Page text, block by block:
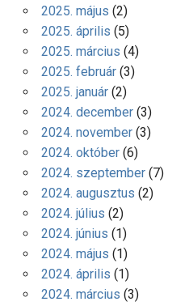
2025. május (2)
2025. április (5)
2025. március (4)
2025. február(3)
2025. január(2)
2024. december(3)
2024. november(3)
2024. október(6)
2024. szeptember(7)
2024. augusztus (2)
2024. július (2)
2024. június (1)
2024. május (1)
2024. április (1)
2024. március (3)